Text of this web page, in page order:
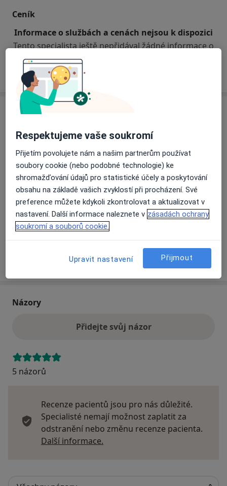
Ceník
Informace o službách a cenách nejsou k dispozici
Tento specialista ještě nepřidával žádné informace o
Adresa
Ordinace
Přiblížit mapuse otevře v nové záložce
Dostupnost
Na této adrese online kalendář není aktivní
Co mám v takové situaci udělat?
Víceo adrese
Názory
Přidejte svůj názor
5 názorů
Recenze pacientů jsou pro nás důležité.
Specialisté nemají možnost zaplatit za
odstranění nebo změnu recenze pacienta.
Další informace.
Respektujeme vaše soukromí
Přijetím povolujete nám a našim partnerům používat
soubory cookie (nebo podobné technologie) ke
shromažďování údajů pro statistické účely a poskytování
obsahu na základě vašich zvyklostí při procházení. Své
preference můžete kdykoli zkontrolovat a aktualizovat v
nastavení. Další informace naleznete v zásadách ochrany
soukromí a souborů cookie.
Upravit nastavení Přijmout